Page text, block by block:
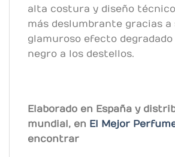
alta costura y diseño
más deslumbrante gracias a
glamuroso efecto degradado
negro a los destellos.
Elaborado en España y
mundial, en El Mejor
encontrar